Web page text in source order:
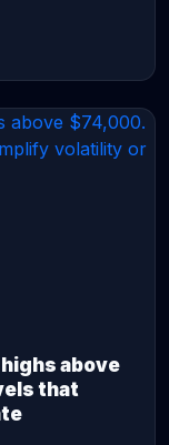
above
that